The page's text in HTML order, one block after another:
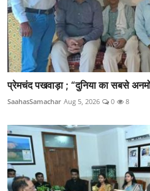
प्रेमचंद पखवाड़ा ; “दुनिया का सबसे
SaahasSamachar Aug 5, 2026 0 8